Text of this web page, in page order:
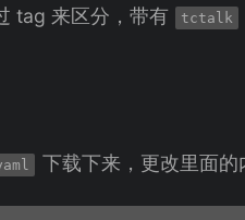
tag 来区分，带有 tctalk
下载下来，更改里面的